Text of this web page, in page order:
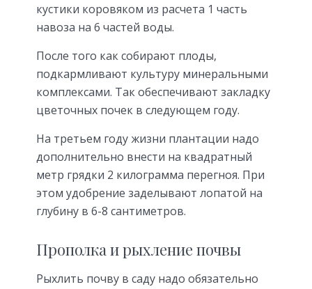
кустики коровяком из расчета 1 часть
навоза на 6 частей воды.
После того как собирают плоды,
подкармливают культуру минеральными
комплексами. Так обеспечивают закладку
цветочных почек в следующем году.
На третьем году жизни плантации надо
дополнительно внести на квадратный
метр грядки 2 килограмма перегноя. При
этом удобрение заделывают лопатой на
глубину в 6-8 сантиметров.
Прополка и рыхление почвы
Рыхлить почву в саду надо обязательно